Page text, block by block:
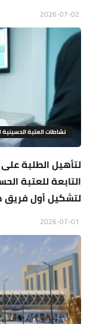
نشاطات العتبة
لتأهيل الطلبة
التابعة للعتبة
لتشكيل أول فريق